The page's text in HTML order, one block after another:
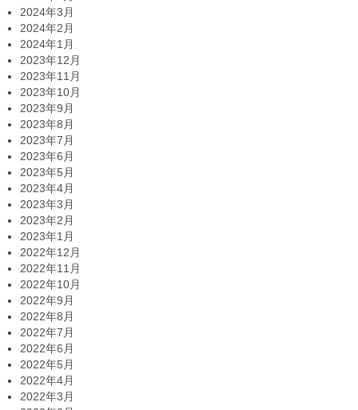
2024年3月
2024年2月
2024年1月
2023年12月
2023年11月
2023年10月
2023年9月
2023年8月
2023年7月
2023年6月
2023年5月
2023年4月
2023年3月
2023年2月
2023年1月
2022年12月
2022年11月
2022年10月
2022年9月
2022年8月
2022年7月
2022年6月
2022年5月
2022年4月
2022年3月